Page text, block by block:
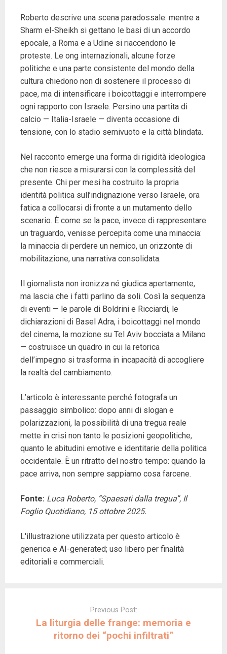
Roberto descrive una scena paradossale: mentre a
Sharm el-Sheikh si gettano le basi di un accordo
epocale, a Roma e a Udine si riaccendono le
proteste. Le ong internazionali, alcune forze
politiche e una parte consistente del mondo della
cultura chiedono non di sostenere il processo di
pace, ma di intensificare i boicottaggi e interrompere
ogni rapporto con Israele. Persino una partita di
calcio — Italia-Israele — diventa occasione di
tensione, con lo stadio semivuoto e la città blindata.
Nel racconto emerge una forma di rigidità ideologica
che non riesce a misurarsi con la complessità del
presente. Chi per mesi ha costruito la propria
identità politica sull’indignazione verso Israele, ora
fatica a collocarsi di fronte a un mutamento dello
scenario. È come se la pace, invece di rappresentare
un traguardo, venisse percepita come una minaccia:
la minaccia di perdere un nemico, un orizzonte di
mobilitazione, una narrativa consolidata.
Il giornalista non ironizza né giudica apertamente,
ma lascia che i fatti parlino da soli. Così la sequenza
di eventi — le parole di Boldrini e Ricciardi, le
dichiarazioni di Basel Adra, i boicottaggi nel mondo
del cinema, la mozione su Tel Aviv bocciata a Milano
— costruisce un quadro in cui la retorica
dell’impegno si trasforma in incapacità di accogliere
la realtà del cambiamento.
L’articolo è interessante perché fotografa un
passaggio simbolico: dopo anni di slogan e
polarizzazioni, la possibilità di una tregua reale
mette in crisi non tanto le posizioni geopolitiche,
quanto le abitudini emotive e identitarie della politica
occidentale. È un ritratto del nostro tempo: quando la
pace arriva, non sempre sappiamo cosa farcene.
Fonte: Luca Roberto, “Spaesati dalla tregua”, Il
Foglio Quotidiano, 15 ottobre 2025.
L'illustrazione utilizzata per questo articolo è
generica e AI-generated; uso libero per finalità
editoriali e commerciali.
Previous Post:
La liturgia delle frange: memoria e
ritorno dei “pochi infiltrati”